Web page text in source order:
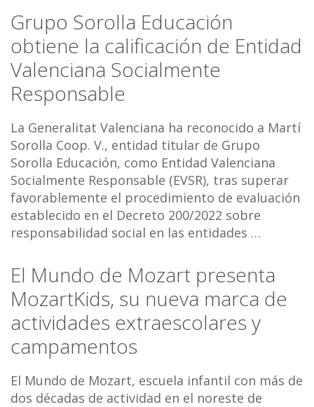
Grupo Sorolla Educación
obtiene la calificación de Entidad
Valenciana Socialmente
Responsable
La Generalitat Valenciana ha reconocido a Martí
Sorolla Coop. V., entidad titular de Grupo
Sorolla Educación, como Entidad Valenciana
Socialmente Responsable (EVSR), tras superar
favorablemente el procedimiento de evaluación
establecido en el Decreto 200/2022 sobre
responsabilidad social en las entidades …
El Mundo de Mozart presenta
MozartKids, su nueva marca de
actividades extraescolares y
campamentos
El Mundo de Mozart, escuela infantil con más de
dos décadas de actividad en el noreste de